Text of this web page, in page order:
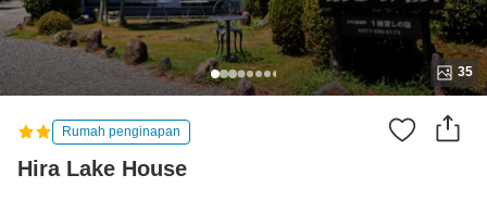
35
Rumah penginapan
Hira Lake House